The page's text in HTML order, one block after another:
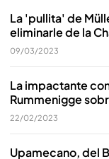
La 'pullita' de
eliminarle de la
09/03/2023
La impactante
Rummenigge
22/02/2023
Upamecano, del